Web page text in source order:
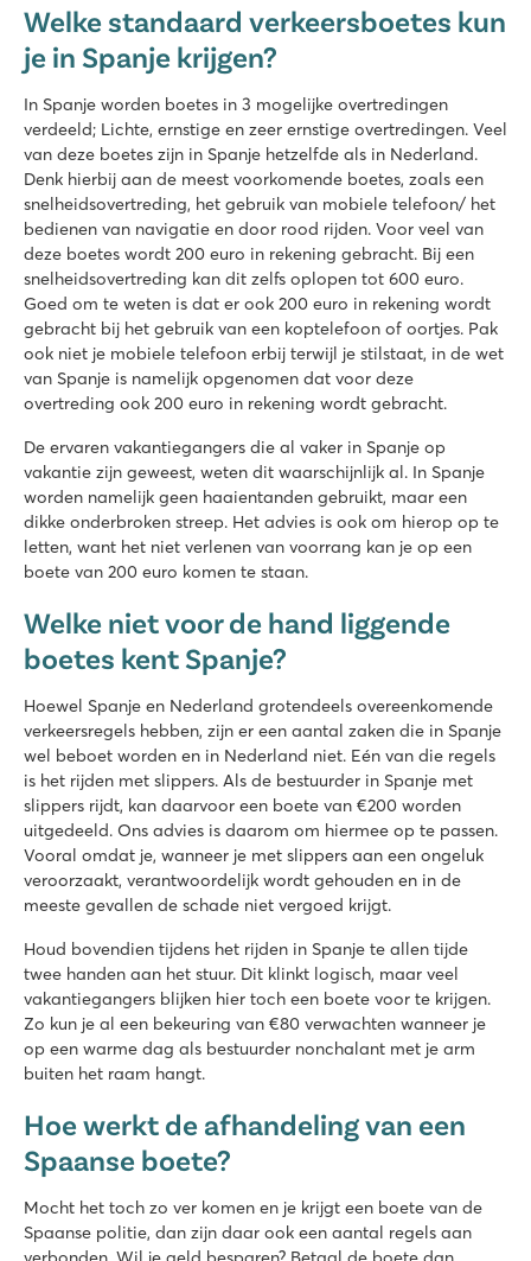
Welke standaard verkeersboetes kun
je in Spanje krijgen?
In Spanje worden boetes in 3 mogelijke overtredingen
verdeeld; Lichte, ernstige en zeer ernstige overtredingen. Veel
van deze boetes zijn in Spanje hetzelfde als in Nederland.
Denk hierbij aan de meest voorkomende boetes, zoals een
snelheidsovertreding, het gebruik van mobiele telefoon/ het
bedienen van navigatie en door rood rijden. Voor veel van
deze boetes wordt 200 euro in rekening gebracht. Bij een
snelheidsovertreding kan dit zelfs oplopen tot 600 euro.
Goed om te weten is dat er ook 200 euro in rekening wordt
gebracht bij het gebruik van een koptelefoon of oortjes. Pak
ook niet je mobiele telefoon erbij terwijl je stilstaat, in de wet
van Spanje is namelijk opgenomen dat voor deze
overtreding ook 200 euro in rekening wordt gebracht.
De ervaren vakantiegangers die al vaker in Spanje op
vakantie zijn geweest, weten dit waarschijnlijk al. In Spanje
worden namelijk geen haaientanden gebruikt, maar een
dikke onderbroken streep. Het advies is ook om hierop op te
letten, want het niet verlenen van voorrang kan je op een
boete van 200 euro komen te staan.
Welke niet voor de hand liggende
boetes kent Spanje?
Hoewel Spanje en Nederland grotendeels overeenkomende
verkeersregels hebben, zijn er een aantal zaken die in Spanje
wel beboet worden en in Nederland niet. Eén van die regels
is het rijden met slippers. Als de bestuurder in Spanje met
slippers rijdt, kan daarvoor een boete van €200 worden
uitgedeeld. Ons advies is daarom om hiermee op te passen.
Vooral omdat je, wanneer je met slippers aan een ongeluk
veroorzaakt, verantwoordelijk wordt gehouden en in de
meeste gevallen de schade niet vergoed krijgt.
Houd bovendien tijdens het rijden in Spanje te allen tijde
twee handen aan het stuur. Dit klinkt logisch, maar veel
vakantiegangers blijken hier toch een boete voor te krijgen.
Zo kun je al een bekeuring van €80 verwachten wanneer je
op een warme dag als bestuurder nonchalant met je arm
buiten het raam hangt.
Hoe werkt de afhandeling van een
Spaanse boete?
Mocht het toch zo ver komen en je krijgt een boete van de
Spaanse politie, dan zijn daar ook een aantal regels aan